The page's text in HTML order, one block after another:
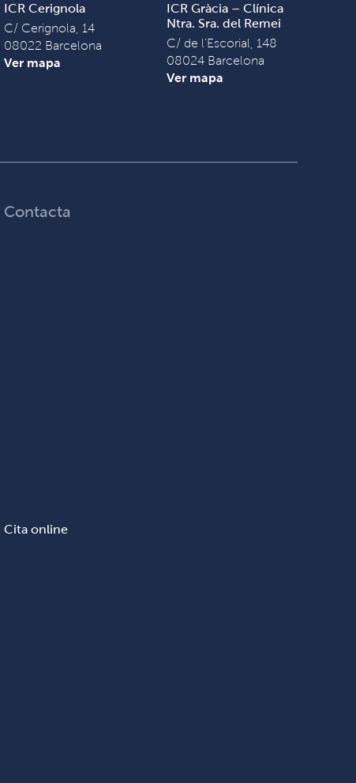
ICR Cerignola
C/ Cerignola, 14
08022 Barcelona
Ver mapa
ICR Gràcia – Clínica
Ntra. Sra. del Remei
C/ de l'Escorial, 148
08024 Barcelona
Ver mapa
Contacta
Cita online